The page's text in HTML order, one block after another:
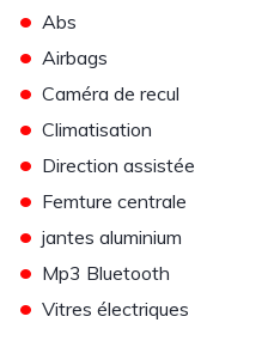
• Abs
• Airbags
• Caméra de recul
• Climatisation
• Direction assistée
• Femture centrale
• jantes aluminium
• Mp3 Bluetooth
• Vitres électriques